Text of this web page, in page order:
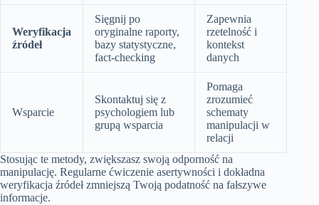
Weryfikacja
źródeł
Sięgnij po
oryginalne raporty,
bazy statystyczne,
fact-checking
Zapewnia
rzetelność i
kontekst
danych
Wsparcie
Skontaktuj się z
psychologiem lub
grupą wsparcia
Pomaga
zrozumieć
schematy
manipulacji w
relacji
Stosując te metody, zwiększasz swoją odporność na
manipulację. Regularne ćwiczenie asertywności i dokładna
weryfikacja źródeł zmniejszą Twoją podatność na fałszywe
informacje.